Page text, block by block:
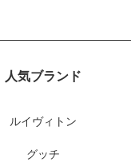
人気ブランド
ルイヴィトン
グッチ